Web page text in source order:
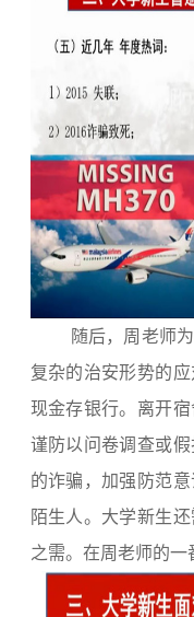
随后，周老师
复杂的治安形势的
现金存银行。离开宿
谨防以问卷调查或
的诈骗，加强防范
陌生人。大学新生
之需。在周老师的一